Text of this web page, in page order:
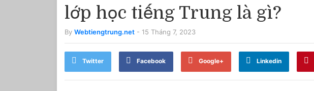
lớp học tiếng Trung là gì?
By Webtiengtrung.net - 15 Tháng 7, 2023
Twitter Facebook Google+ Linkedin